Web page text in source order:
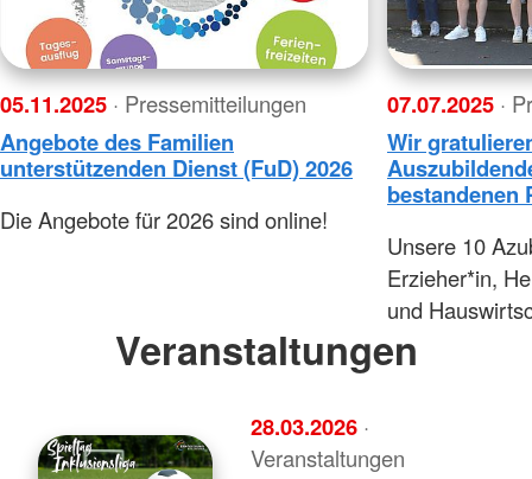
05.11.2025 · Pressemitteilungen
Angebote des Familien
unterstützenden Dienst (FuD) 2026
Die Angebote für 2026 sind online!
07.07.2025 ·
Wir
bestandenen
Unsere 10
Erzieher*in,
und
Veranstaltungen
28.03.2026 ·
Veranstaltungen